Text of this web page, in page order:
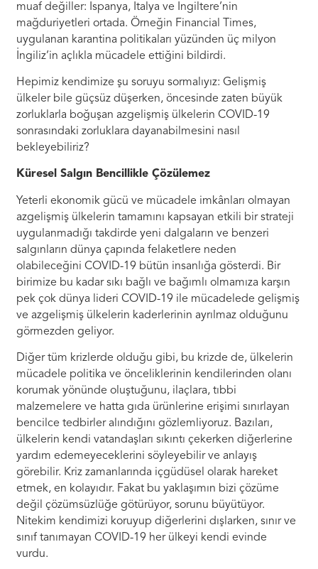
muaf değiller: İspanya, İtalya ve İngiltere’nin
mağduriyetleri ortada. Örneğin Financial Times,
uygulanan karantina politikaları yüzünden üç milyon
İngiliz’in açlıkla mücadele ettiğini bildirdi.
Hepimiz kendimize şu soruyu sormalıyız: Gelişmiş
ülkeler bile güçsüz düşerken, öncesinde zaten büyük
zorluklarla boğuşan azgelişmiş ülkelerin COVID-19
sonrasındaki zorluklara dayanabilmesini nasıl
bekleyebiliriz?
Küresel Salgın Bencillikle Çözülemez
Yeterli ekonomik gücü ve mücadele imkânları olmayan
azgelişmiş ülkelerin tamamını kapsayan etkili bir strateji
uygulanmadığı takdirde yeni dalgaların ve benzeri
salgınların dünya çapında felaketlere neden
olabileceğini COVID-19 bütün insanlığa gösterdi. Bir
birimize bu kadar sıkı bağlı ve bağımlı olmamıza karşın
pek çok dünya lideri COVID-19 ile mücadelede gelişmiş
ve azgelişmiş ülkelerin kaderlerinin ayrılmaz olduğunu
görmezden geliyor.
Diğer tüm krizlerde olduğu gibi, bu krizde de, ülkelerin
mücadele politika ve önceliklerinin kendilerinden olanı
korumak yönünde oluştuğunu, ilaçlara, tıbbi
malzemelere ve hatta gıda ürünlerine erişimi sınırlayan
bencilce tedbirler alındığını gözlemliyoruz. Bazıları,
ülkelerin kendi vatandaşları sıkıntı çekerken diğerlerine
yardım edemeyeceklerini söyleyebilir ve anlayış
görebilir. Kriz zamanlarında içgüdüsel olarak hareket
etmek, en kolayıdır. Fakat bu yaklaşımın bizi çözüme
değil çözümsüzlüğe götürüyor, sorunu büyütüyor.
Nitekim kendimizi koruyup diğerlerini dışlarken, sınır ve
sınıf tanımayan COVID-19 her ülkeyi kendi evinde
vurdu.